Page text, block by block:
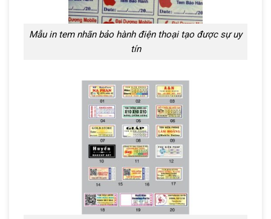
Mẫu in tem nhãn bảo hành điện thoại tạo được sự uy
tín